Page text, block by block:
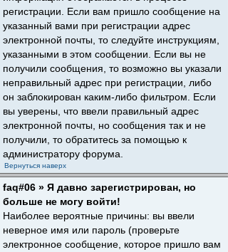
регистрации. Если вам пришло сообщение на
указанный вами при регистрации адрес
электронной почты, то следуйте инструкциям,
указанными в этом сообщении. Если вы не
получили сообщения, то возможно вы указали
неправильный адрес при регистрации, либо
он заблокирован каким-либо фильтром. Если
вы уверены, что ввели правильный адрес
электронной почты, но сообщения так и не
получили, то обратитесь за помощью к
администратору форума.
Вернуться наверх
faq#06 » Я давно зарегистрирован, но
больше не могу войти!
Наиболее вероятные причины: вы ввели
неверное имя или пароль (проверьте
электронное сообщение, которое пришло вам